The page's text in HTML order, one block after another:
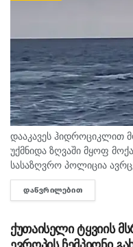
დააკავეს ჰიდროციკლით
უქმნიდა ზღვაში მყოფ
სასაზღვრო პოლიცია
სხვადასხვა გვერდის
რომელშიც ჩანს, რომ
ᲓᲐᲬᲕᲠᲘᲚᲔᲑᲘᲗ
ქუთაისელი ტყვიის